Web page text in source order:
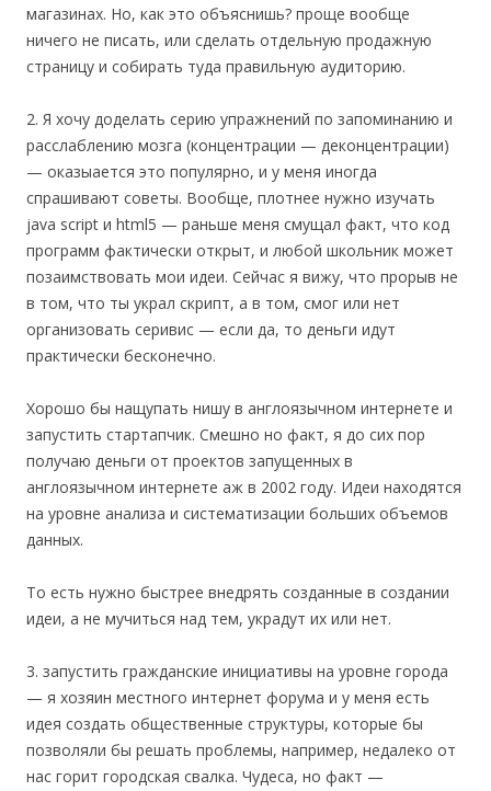
магазинах. Но, как это объяснишь? проще вообще
ничего не писать, или сделать отдельную продажную
страницу и собирать туда правильную аудиторию.
2. Я хочу доделать серию упражнений по запоминанию и
расслаблению мозга (концентрации — деконцентрации)
— оказыается это популярно, и у меня иногда
спрашивают советы. Вообще, плотнее нужно изучать
java script и html5 — раньше меня смущал факт, что код
программ фактически открыт, и любой школьник может
позаимствовать мои идеи. Сейчас я вижу, что прорыв не
в том, что ты украл скрипт, а в том, смог или нет
организовать серивис — если да, то деньги идут
практически бесконечно.
Хорошо бы нащупать нишу в англоязычном интернете и
запустить стартапчик. Смешно но факт, я до сих пор
получаю деньги от проектов запущенных в
англоязычном интернете аж в 2002 году. Идеи находятся
на уровне анализа и систематизации больших объемов
данных.
То есть нужно быстрее внедрять созданные в создании
идеи, а не мучиться над тем, украдут их или нет.
3. запустить гражданские инициативы на уровне города
— я хозяин местного интернет форума и у меня есть
идея создать общественные структуры, которые бы
позволяли бы решать проблемы, например, недалеко от
нас горит городская свалка. Чудеса, но факт —